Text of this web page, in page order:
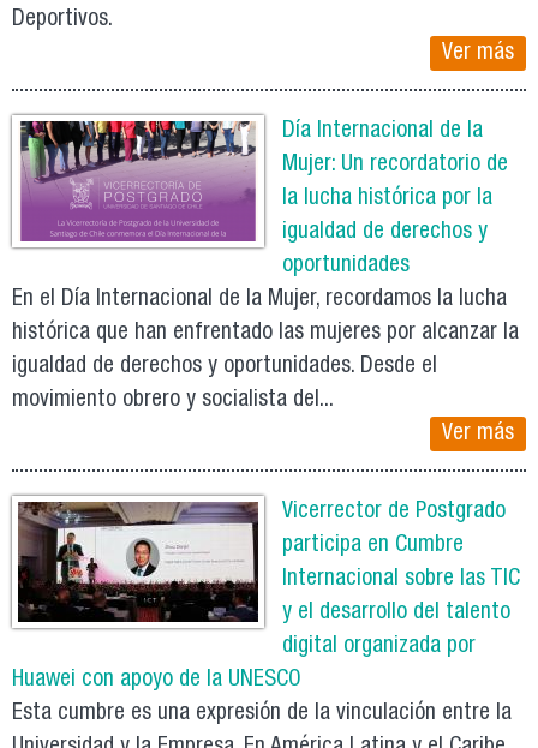
Deportivos.
Ver más
Día Internacional de la
Mujer: Un recordatorio de
la lucha histórica por la
igualdad de derechos y
oportunidades
En el Día Internacional de la Mujer, recordamos la lucha
histórica que han enfrentado las mujeres por alcanzar la
igualdad de derechos y oportunidades. Desde el
movimiento obrero y socialista del...
Ver más
Vicerrector de Postgrado
participa en Cumbre
Internacional sobre las TIC
y el desarrollo del talento
digital organizada por
Huawei con apoyo de la UNESCO
Esta cumbre es una expresión de la vinculación entre la